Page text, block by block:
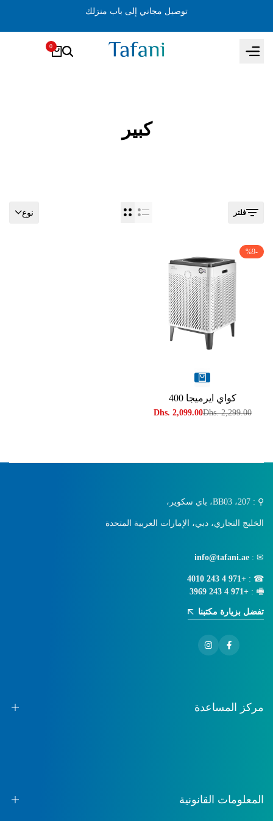
توصيل مجاني إلى باب منزلك
0
كبير
فلتر نوع
-
9
%
كواي ايرميجا 400
السعر
Dhs. 2,299.00سعر
Dhs. 2,099.00
⚲ : 207، BB03، باي سكوير،
الخليج التجاري، دبي، الإمارات العربية المتحدة
✉ :
info@tafani.ae
☎ :
+971 4 243 4010
🖷 :
+971 4 243 3969
تفضل بزيارة مكتبنا
فيسبوكانستجرام
مركز المساعدة
المعلومات القانونية